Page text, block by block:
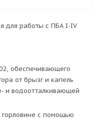
для работы с ПБА I-IV
обеспечивающего
от брызг и капель
и водоотталкивающей
горловине с помощью